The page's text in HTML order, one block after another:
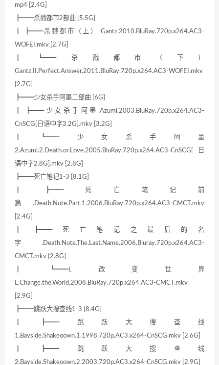
mp4 [2.4G]
┣━━杀戮都市2部曲 [5.5G]
┃ ┣━━杀戮都市（上） Gantz.2010.BluRay.720p.x264.AC3-
WOFEI.mkv [2.7G]
┃ ┗━━杀戮都市（下）
Gantz.II.Perfect.Answer.2011.BluRay.720p.x264.AC3-WOFEI.mkv
[2.7G]
┣━━少女杀手阿墨二部曲 [6G]
┃ ┣━━少女杀手阿墨.Azumi.2003.BluRay.720p.x264.AC3-
CnSCG[日语中字3.2G].mkv [3.2G]
┃ ┗━━少女杀手阿墨
2.Azumi.2.Death.or.Love.2005.BluRay.720p.x264.AC3-CnSCG[日
语中字2.8G].mkv [2.8G]
┣━━死亡笔记1-3 [8.1G]
┃ ┣━━死亡笔记前
篇.Death.Note.Part.1.2006.BluRay.720p.x264.AC3-CMCT.mkv
[2.4G]
┃ ┣━━死亡笔记之最后的名
字.Death.Note.The.Last.Name.2006.Bluray.720p.x264.AC3-
CMCT.mkv [2.8G]
┃ ┗━━L改变世界
L.Change.the.World.2008.BluRay.720p.x264.AC3-CMCT.mkv
[2.9G]
┣━━跳跃大搜查线1-3 [8.4G]
┃ ┣━━跳跃大搜查线
1.Bayside.Shakeoown.1.1998.720p.AC3.x264-CnSCG.mkv [2.6G]
┃ ┣━━跳跃大搜查线
2.Bayside.Shakeoown.2.2003.720p.AC3.x264-CnSCG.mkv [2.9G]